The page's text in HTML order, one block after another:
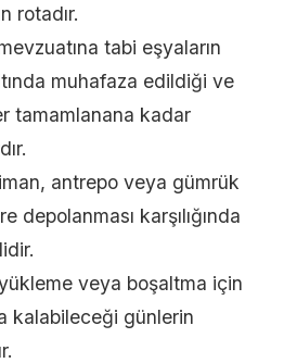
rotadır.
tabi eşyaların
muhafaza edildiği ve
tamamlanana kadar
antrepo veya gümrük
depolanması karşılığında
veya boşaltma için
kalabileceği günlerin